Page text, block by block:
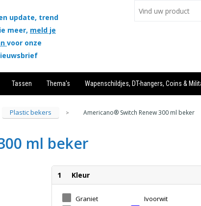
update, trend
meer, meld je
voor onze
Tassen Thema's Wapenschildjes, DT-hangers, Coins &
Plastic bekers > Americano® Switch Renew 300 ml beker
ml beker
1 Kleur
Graniet
Ivoorwit